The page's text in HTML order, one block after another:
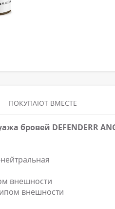
ПОКУПАЮТ ВМЕСТЕ
бровей DEFENDERR
внешности
внешности